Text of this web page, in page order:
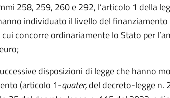
258, 259, 260 e 292, l’articolo 1 della
individuato il livello del
concorre ordinariamente lo Stato per
disposizioni di legge che hanno
(articolo 1-quater,del decreto-legge n.